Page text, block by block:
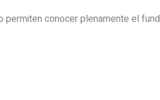
conocer plenamente el